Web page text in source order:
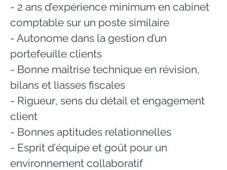
- 2 ans d’expérience minimum en cabinet
comptable sur un poste similaire
- Autonome dans la gestion d’un
portefeuille clients
- Bonne maîtrise technique en révision,
bilans et liasses fiscales
- Rigueur, sens du détail et engagement
client
- Bonnes aptitudes relationnelles
- Esprit d’équipe et goût pour un
environnement collaboratif